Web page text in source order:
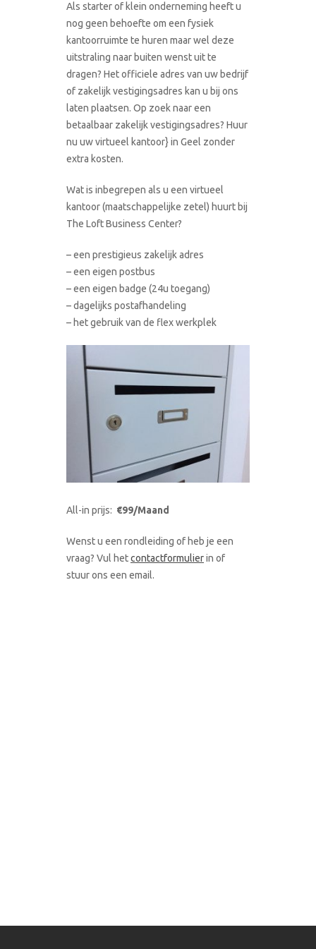
Als starter of klein onderneming heeft u
nog geen behoefte om een fysiek
kantoorruimte te huren maar wel deze
uitstraling naar buiten wenst uit te
dragen? Het officiele adres van uw bedrijf
of zakelijk vestigingsadres kan u bij ons
laten plaatsen. Op zoek naar een
betaalbaar zakelijk vestigingsadres? Huur
nu uw virtueel kantoor} in Geel zonder
extra kosten.
Wat is inbegrepen als u een virtueel
kantoor (maatschappelijke zetel) huurt bij
The Loft Business Center?
– een prestigieus zakelijk adres
– een eigen postbus
– een eigen badge (24u toegang)
– dagelijks postafhandeling
– het gebruik van de flex werkplek
All-in prijs: €99/Maand
Wenst u een rondleiding of heb je een
vraag? Vul hetcontactformulierin of
stuur ons een email.